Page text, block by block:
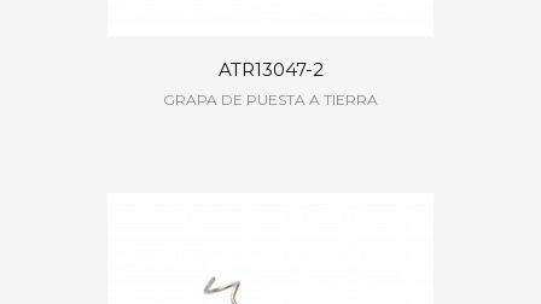
ATR13047-2
GRAPA DE PUESTA A TIERRA